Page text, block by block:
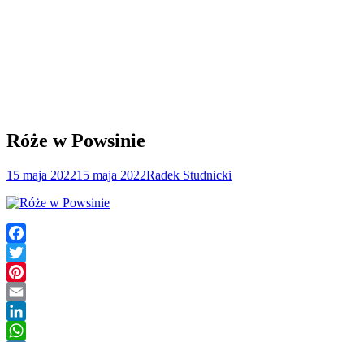
Róże w Powsinie
15 maja 202215 maja 2022Radek Studnicki
Facebook
Twitter
Pinterest
Email
LinkedIn